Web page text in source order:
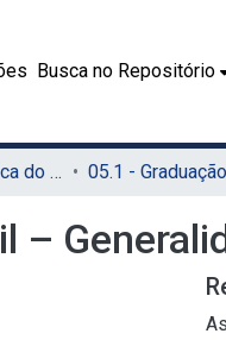
Busca no Repositório
05. Unidade Acadêmica do Cabo de Santo Agostinho (UACSA) 05.1 -
–